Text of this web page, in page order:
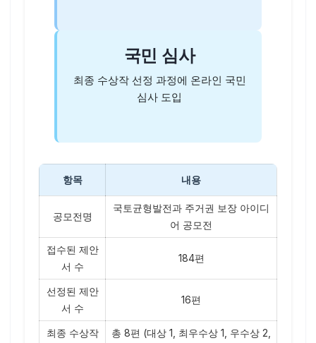
국민 심사
최종 수상작 선정 과정에 온라인 국민
심사 도입
항목 내용
공모전명
국토균형발전과 주거권 보장 아이디
어 공모전
접수된 제안
서 수
184편
선정된 제안
서 수
16편
최종 수상작 총 8편 (대상 1, 최우수상 1, 우수상 2,